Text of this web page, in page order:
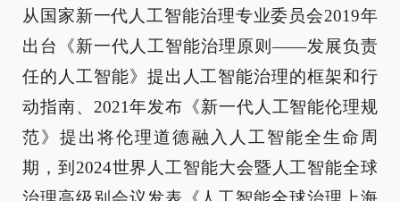
从国家新一代人工智能治理专业委员会2019年
出台《新一代人工智能治理原则——发展负责
任的人工智能》提出人工智能治理的框架和行
动指南、2021年发布《新一代人工智能伦理规
范》提出将伦理道德融入人工智能全生命周
期，到2024世界人工智能大会暨人工智能全球